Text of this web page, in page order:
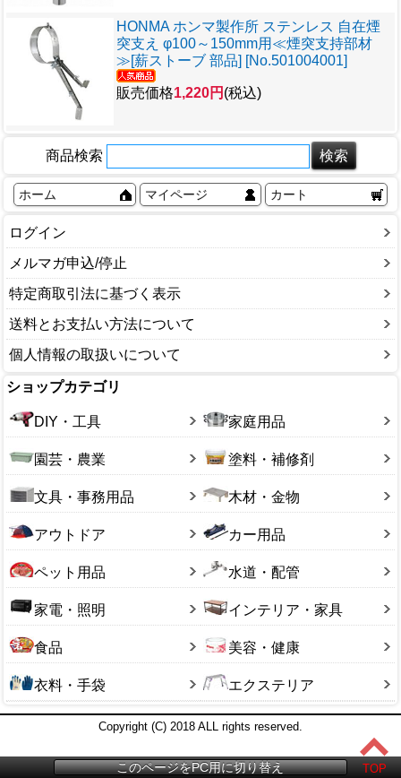
HONMA ホンマ製作所 ステンレス 自在煙
突支え φ100～150mm用≪煙突支持部材
≫[薪ストーブ 部品] [No.501004001]
販売価格1,220円 (税込)
商品検索
ホーム マイページ カート
ログイン
メルマガ申込/停止
特定商取引法に基づく表示
送料とお支払い方法について
個人情報の取扱いについて
ショップカテゴリ
DIY・工具 家庭用品
園芸・農業 塗料・補修剤
文具・事務用品 木材・金物
アウトドア カー用品
ペット用品 水道・配管
家電・照明 インテリア・家具
食品 美容・健康
衣料・手袋 エクステリア
Copyright (C) 2018 ALL rights reserved.
このページをPC用に切り替え